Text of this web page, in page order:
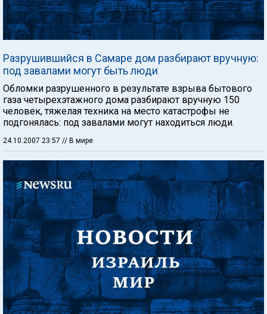
Разрушившийся в Самаре дом разбирают вручную:
под завалами могут быть люди
Обломки разрушенного в результате взрыва бытового
газа четырехэтажного дома разбирают вручную 150
человек, тяжелая техника на место катастрофы не
подгонялась: под завалами могут находиться люди.
24.10.2007 23:57 // В мире